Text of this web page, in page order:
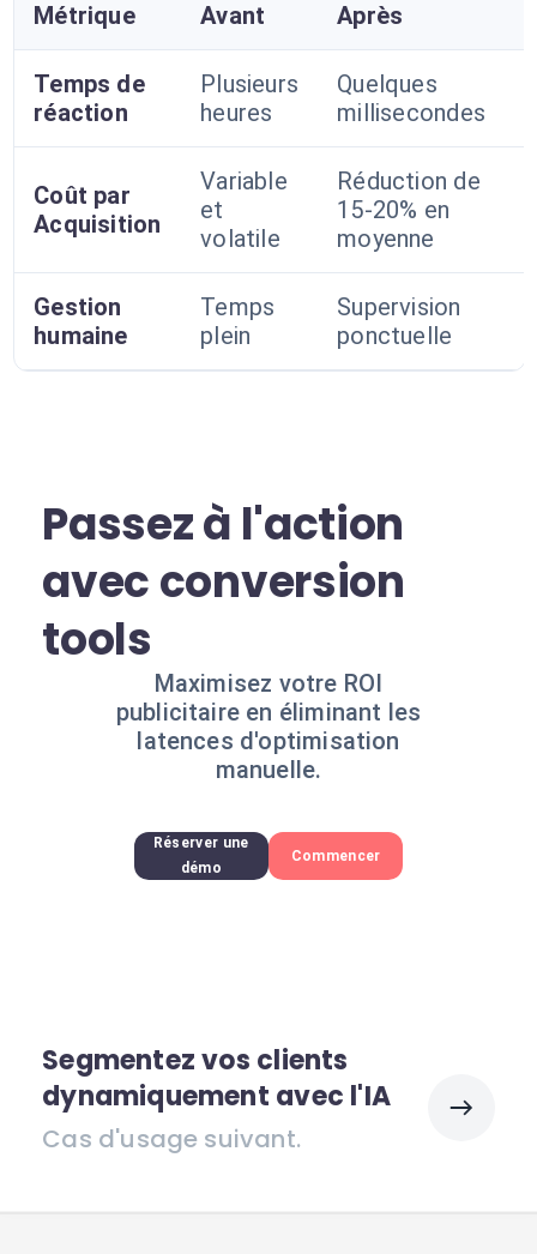
Métrique Avant Après
Temps de
réaction
Plusieurs
heures
Quelques
millisecondes
Coût par
Acquisition
Variable
et
volatile
Réduction de
15-20% en
moyenne
Gestion
humaine
Temps
plein
Supervision
ponctuelle
Passez à l'action
avec conversion
tools
Maximisez votre ROI
publicitaire en éliminant les
latences d'optimisation
manuelle.
Réserver une
démo
Commencer
Segmentez vos clients
dynamiquement avec l'IA
Cas d'usage suivant.